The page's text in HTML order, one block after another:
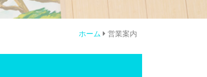
ホーム 営業案内